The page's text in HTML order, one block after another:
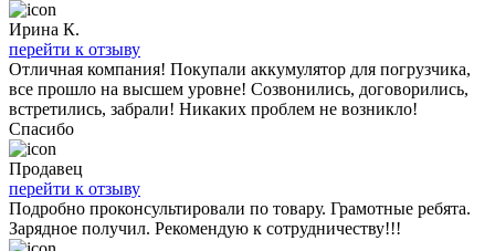
Ирина К.
перейти к отзыву
Отличная компания! Покупали аккумулятор для погрузчика,
все прошло на высшем уровне! Созвонились, договорились,
встретились, забрали! Никаких проблем не возникло!
Спасибо
Продавец
перейти к отзыву
Подробно проконсультировали по товару. Грамотные ребята.
Зарядное получил. Рекомендую к сотрудничеству!!!